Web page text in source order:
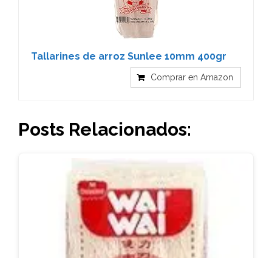
Tallarines de arroz Sunlee 10mm 400gr
Comprar en Amazon
Posts Relacionados: